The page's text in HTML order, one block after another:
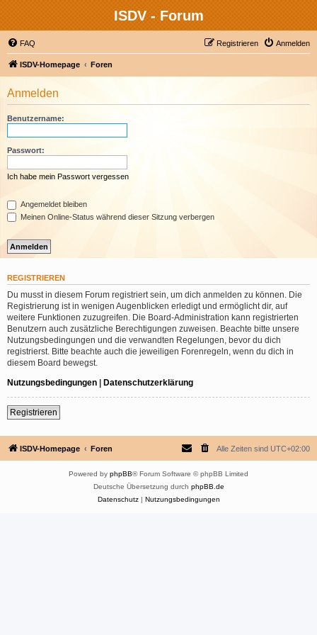
ISDV - Forum
FAQ Anmelden
Registrieren
ISDV-Homepage Foren
Anmelden
Benutzername:
Passwort:
Ich habe mein Passwort vergessen
Angemeldet bleiben
Meinen Online-Status während dieser Sitzung verbergen
REGISTRIEREN
Du musst in diesem Forum registriert sein, um dich anmelden zu können. Die
Registrierung ist in wenigen Augenblicken erledigt und ermöglicht dir, auf
weitere Funktionen zuzugreifen. Die Board-Administration kann registrierten
Benutzern auch zusätzliche Berechtigungen zuweisen. Beachte bitte unsere
Nutzungsbedingungen und die verwandten Regelungen, bevor du dich
registrierst. Bitte beachte auch die jeweiligen Forenregeln, wenn du dich in
diesem Board bewegst.
Nutzungsbedingungen | Datenschutzerklärung
Registrieren
ISDV-Homepage Foren Alle Zeiten sind UTC+02:00
Powered by phpBB® Forum Software © phpBB Limited
Deutsche Übersetzung durch phpBB.de
Datenschutz| Nutzungsbedingungen